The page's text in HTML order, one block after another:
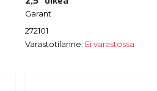
Garant
272101
Varastotilanne: Ei varastossa